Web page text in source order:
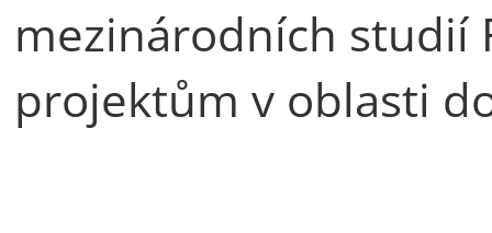
mezinárodních studií
projektům v oblasti